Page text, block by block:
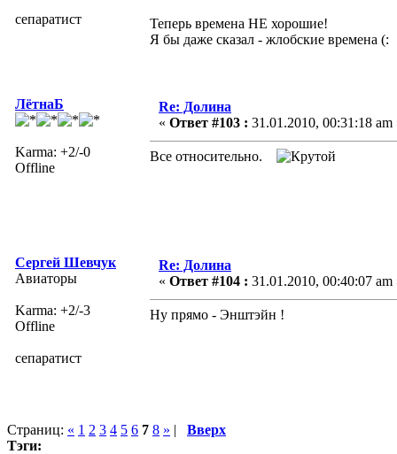
сепаратист
Теперь времена НЕ хорошие!
Я бы даже сказал - жлобские времена (:
ЛётнаБ
Karma: +2/-0
Offline
Re: Долина
« Ответ #103 : 31.01.2010, 00:31:18 am
Все относительно.
Сергей Шевчук
Авиаторы
Karma: +2/-3
Offline
сепаратист
Re: Долина
« Ответ #104 : 31.01.2010, 00:40:07 am
Ну прямо - Энштэйн !
Страниц: « 1 2 3 4 5 6 7 8 » | Вверх
Тэги: